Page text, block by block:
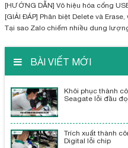
[HƯỚNG DẪN] Vô hiệu hóa cổng
[GIẢI ĐÁP] Phân biệt Delete và Erase,
Tại sao Zalo chiếm nhiều dung
BÀI VIẾT MỚI
Khôi phục thành
Seagate lỗi đầu
Trích xuất thành
Digital lỗi chip